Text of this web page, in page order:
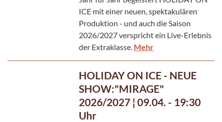
ICE mit einer neuen, spektakulären
Produktion - und auch die Saison
2026/2027 verspricht ein Live-Erlebnis
der Extraklasse. Mehr
HOLIDAY ON ICE - NEUE
SHOW:"MIRAGE"
2026/2027 ¦ 09.04. - 19:30
Uhr